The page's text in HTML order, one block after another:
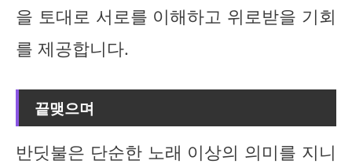
을 토대로 서로를 이해하고 위로받을 기회
를 제공합니다.
끝맺으며
반딧불은 단순한 노래 이상의 의미를 지니